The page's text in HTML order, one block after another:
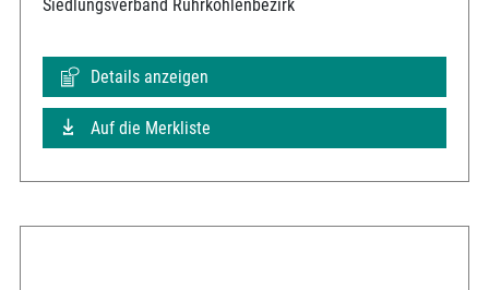
Siedlungsverband Ruhrkohlenbezirk
Details anzeigen
Auf die Merkliste